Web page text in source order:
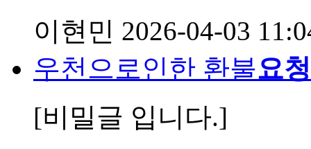
이현민 2026-04-03
우천으로인한 환불요청
[비밀글 입니다.]